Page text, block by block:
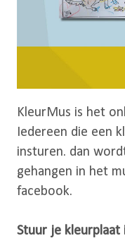
KleurMus is het
Iedereen die een
insturen. dan
gehangen in het
facebook.
Stuur je kleurplaat